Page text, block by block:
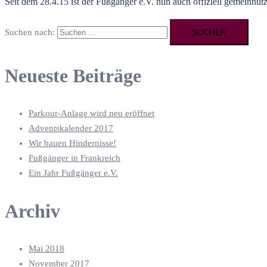
Suchen nach:
Neueste Beiträge
Parkour-Anlage wird neu eröffnet
Adventskalender 2017
Wir bauen Hindernisse!
Fußgänger in Frankreich
Ein Jahr Fußgänger e.V.
Archiv
Mai 2018
November 2017